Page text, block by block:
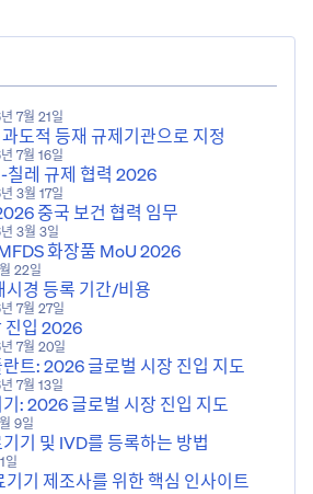
7월 21일
도적 등재 규제기관으로 지정
7월 16일
레 규제 협력 2026
3월 17일
중국 보건 협력 임무
3월 3일
화장품 MoU 2026
22일
시경 등록 기간/비용
7월 27일
진입 2026
7월 20일
트: 2026 글로벌 시장 진입 지도
7월 13일
: 2026 글로벌 시장 진입 지도
9일
기 및 IVD를 등록하는 방법
일
기 제조사를 위한 핵심 인사이트